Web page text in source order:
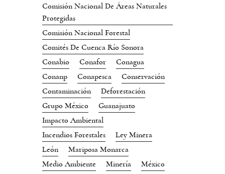
Comisión Nacional De Áreas Naturales
Protegidas
Comisión Nacional Forestal
Comités De Cuenca Río Sonora
Conabio
Conafor
Conagua
Conanp
Conapesca
Conservación
Contaminación
Deforestación
Grupo México
Guanajuato
Impacto Ambiental
Incendios Forestales
Ley Minera
León
Mariposa Monarca
Medio Ambiente
Minería
México